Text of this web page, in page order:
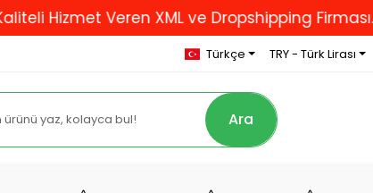
Veren XML ve Dropshipping Firması...
Türkçe TRY - Türk Lirası
Ara